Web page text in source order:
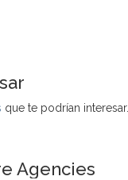
que te podrían interesar.
Agencies